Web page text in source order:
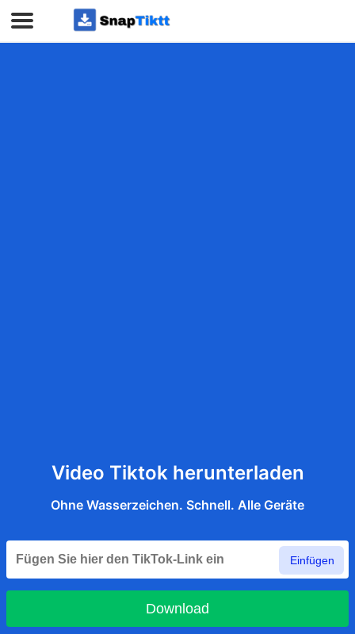
Video Tiktok herunterladen
Ohne Wasserzeichen. Schnell. Alle Geräte
Einfügen
Download